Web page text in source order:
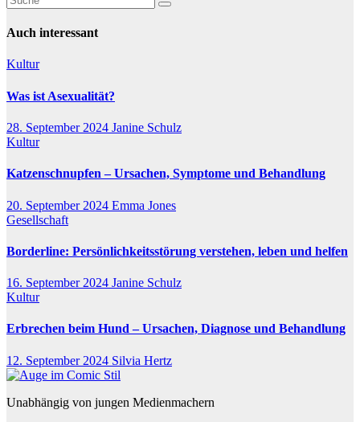
Auch interessant
Kultur
Was ist Asexualität?
28. September 2024 Janine Schulz
Kultur
Katzenschnupfen – Ursachen, Symptome und Behandlung
20. September 2024 Emma Jones
Gesellschaft
Borderline: Persönlichkeitsstörung verstehen, leben und helfen
16. September 2024 Janine Schulz
Kultur
Erbrechen beim Hund – Ursachen, Diagnose und Behandlung
12. September 2024 Silvia Hertz
Unabhängig von jungen Medienmachern